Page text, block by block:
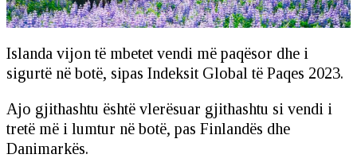
Islanda vijon të mbetet vendi më paqësor dhe i
sigurtë në botë, sipas Indeksit Global të Paqes 2023.
Ajo gjithashtu është vlerësuar gjithashtu si vendi i
tretë më i lumtur në botë, pas Finlandës dhe
Danimarkës.